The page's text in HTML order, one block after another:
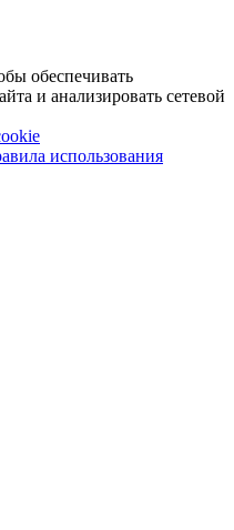
обеспечивать
и анализировать сетевой
использования